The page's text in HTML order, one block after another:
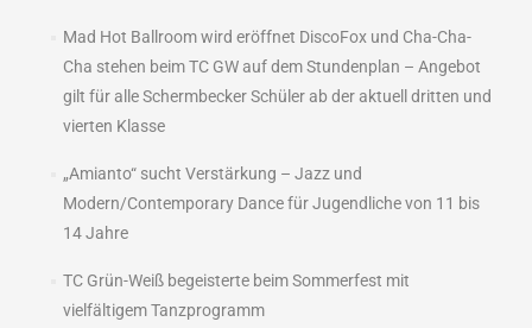
Mad Hot Ballroom wird eröffnet DiscoFox und Cha-Cha-
Cha stehen beim TC GW auf dem Stundenplan – Angebot
gilt für alle Schermbecker Schüler ab der aktuell dritten und
vierten Klasse
„Amianto“ sucht Verstärkung – Jazz und
Modern/Contemporary Dance für Jugendliche von 11 bis
14 Jahre
TC Grün-Weiß begeisterte beim Sommerfest mit
vielfältigem Tanzprogramm